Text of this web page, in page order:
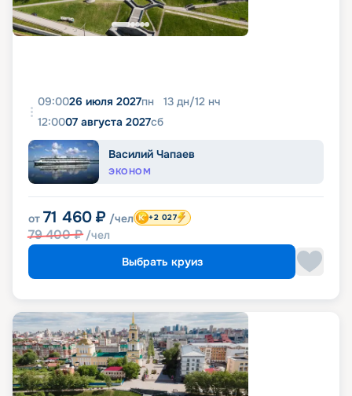
09:0026 июля 2027пн 13 дн/12 нч
12:0007 августа 2027сб
Василий Чапаев
ЭКОНОМ
от 71 460 ₽ /чел
79 400₽ /чел
+2 027
Выбрать круиз